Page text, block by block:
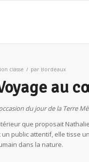
classé / par Bordeaux
au
du jour de la Terre
que proposait
un public attentif, elle tisse
dans la nature.